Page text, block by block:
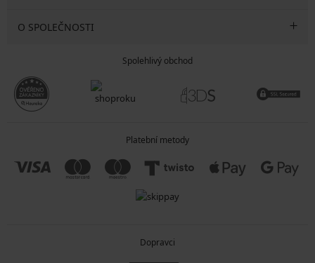
O SPOLEČNOSTI
Spolehlivý obchod
Platební metody
Dopravci